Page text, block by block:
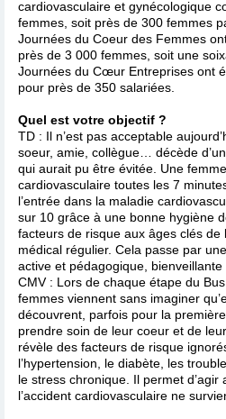
cardiovasculaire et gynécologique
femmes, soit près de 300 femmes
Journées du Coeur des Femmes
près de 3 000 femmes, soit une
Journées du Cœur Entreprises ont
pour près de 350 salariées.
Quel est votre objectif ?
TD : Il n’est pas acceptable
soeur, amie, collègue… décède
qui aurait pu être évitée. Une
cardiovasculaire toutes les 7
l’entrée dans la maladie
sur 10 grâce à une bonne hygiène
facteurs de risque aux âges clés
médical régulier. Cela passe par
active et pédagogique, bienveillante
CMV : Lors de chaque étape du
femmes viennent sans imaginer
découvrent, parfois pour la
prendre soin de leur coeur et de
révèle des facteurs de risque
l’hypertension, le diabète, les
le stress chronique. Il permet
l’accident cardiovasculaire ne